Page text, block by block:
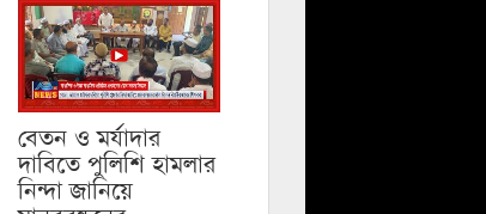
বেতন ও মর্যাদার
দাবিতে পুলিশি হামলার
নিন্দা জানিয়ে